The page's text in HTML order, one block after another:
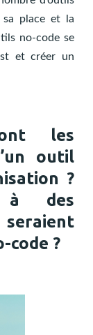
place et la
no-code se
et créer un
les
outil
?
à des
code ?